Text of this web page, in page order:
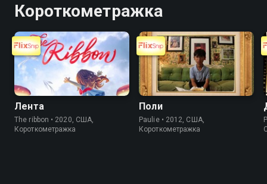
Короткометражка
Лента
The ribbon • 2020, США,
Короткометражка
Поли
Paulie • 2012, США,
Короткометражка